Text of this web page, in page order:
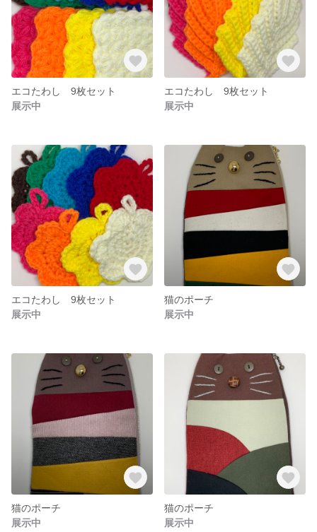
エコたわし 9枚セット
展示中
エコたわし 9枚セット
展示中
エコたわし 9枚セット
展示中
猫のポーチ
展示中
猫のポーチ
展示中
猫のポーチ
展示中